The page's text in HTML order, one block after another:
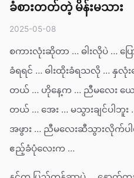
ခံစားတတ်တဲ့ မိန်းမသား
2025-05-08
စကားလုံးဆိုတာ … ဓါးလိုပဲ …
ခံရရင် … ဓါးထိုးခံရသလို … နှ
တယ် … ဟိုနေ့က … ညီမလေး ယ
တယ် … အေး … မသွားချင်ပါ
အဖွား … ညီမလေးဆီသွားလိုက်ပ
ဧည့်ခံပုံလေးက …